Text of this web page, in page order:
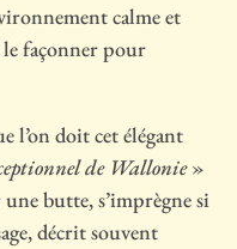
calme et
façonner pour
l’on doit cet élégant
de Wallonie»
butte, s’imprègne si
décrit souvent